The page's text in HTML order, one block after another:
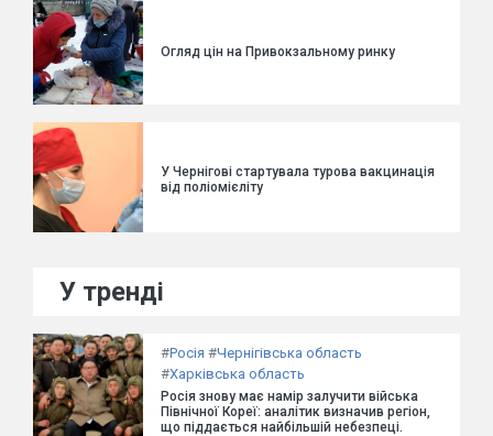
Огляд цін на Привокзальному ринку
У Чернігові стартувала турова вакцинація
від поліомієліту
У тренді
#Росія #Чернігівська область
#Харківська область
Росія знову має намір залучити війська
Північної Кореї: аналітик визначив регіон,
що піддається найбільшій небезпеці.